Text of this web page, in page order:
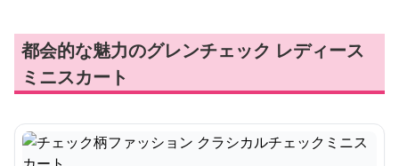
都会的な魅力のグレンチェック レディース
ミニスカート